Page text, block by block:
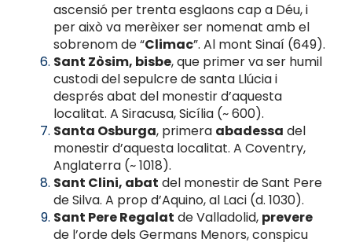
ascensió per trenta esglaons cap a Déu, i
per això va merèixer ser nomenat amb el
sobrenom de “Climac”. Al mont Sinaí (649).
Sant Zòsim, bisbe, que primer va ser humil
custodi del sepulcre de santa Llúcia i
després abat del monestir d’aquesta
localitat. A Siracusa, Sicília (~ 600).
Santa Osburga, primera abadessa del
monestir d’aquesta localitat. A Coventry,
Anglaterra (~ 1018).
Sant Clini, abat del monestir de Sant Pere
de Silva. A prop d’Aquino, al Laci (d. 1030).
Sant Pere Regalat de Valladolid, prevere
de l’orde dels Germans Menors, conspicu